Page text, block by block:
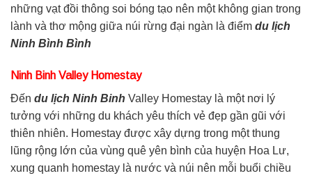
những vạt đồi thông soi bóng tạo nên một không gian trong
lành và thơ mộng giữa núi rừng đại ngàn là điểm du lịch
Ninh Bình Bình
Ninh Binh Valley Homestay
Đến du lịch Ninh Binh Valley Homestay là một nơi lý
tưởng với những du khách yêu thích vẻ đẹp gần gũi với
thiên nhiên. Homestay được xây dựng trong một thung
lũng rộng lớn của vùng quê yên bình của huyện Hoa Lư,
xung quanh homestay là nước và núi nên mỗi buổi chiều